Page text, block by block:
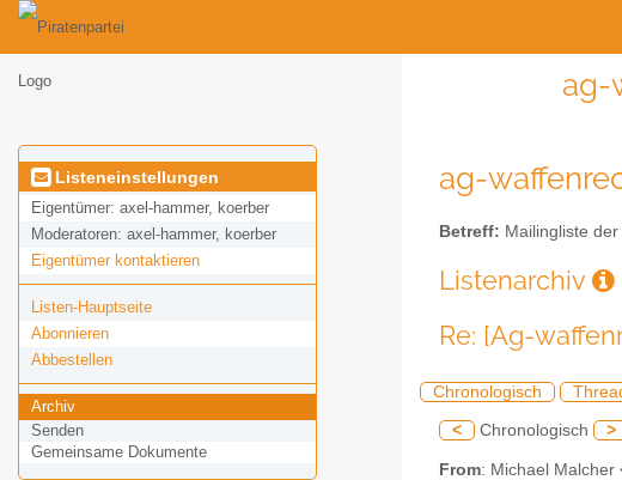
ag-
Listeneinstellungen
Eigentümer: axel-hammer, koerber
Moderatoren: axel-hammer, koerber
Eigentümer kontaktieren
Listen-Hauptseite
Abonnieren
Abbestellen
Archiv
Senden
Gemeinsame Dokumente
ag-
Betreff: Mailingliste
Listenarchiv
Re: [Ag-
Chronologisch
< Chronologisch >
From: Michael Malcher